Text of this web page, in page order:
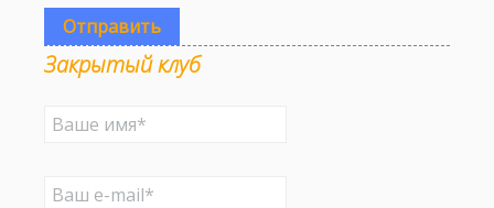
Отправить
Закрытый клуб